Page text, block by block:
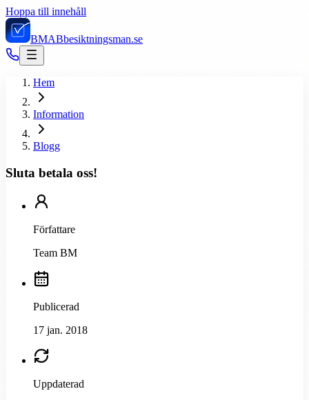
Hoppa till innehåll
BMABbesiktningsman.se
Hem
Information
Blogg
Sluta betala oss!
Författare
Team BM
Publicerad
17 jan. 2018
Uppdaterad